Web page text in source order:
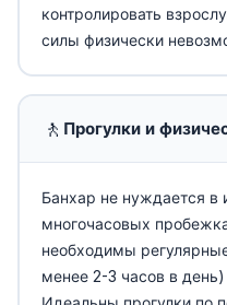
контролировать
силы физически
🚶 Прогулки и
Банхар не нуждается
многочасовых
необходимы
менее 2-3 часов в